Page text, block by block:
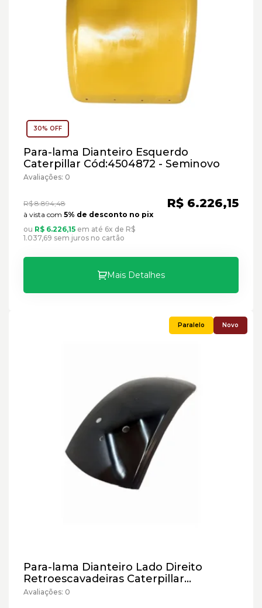
30% OFF
Para-lama Dianteiro Esquerdo
Caterpillar Cód:4504872 - Seminovo
Avaliações: 0
R$ 8.894,48 R$ 6.226,15
à vista com 5% de desconto no pix
ou R$ 6.226,15 em até 6x de R$
1.037,69 sem juros no cartão
Mais Detalhes
Novo
Para-lama Dianteiro Lado Direito
Retroescavadeiras Caterpillar
Cód:4643253 - Paralelo
Avaliações: 0